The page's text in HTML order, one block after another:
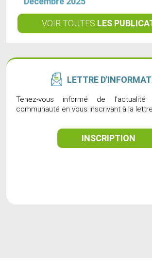
VOIR TOUTES LES
LETTRE
Tenez-vous informé de
communauté en vous inscrivant à la
INSCRIPTION